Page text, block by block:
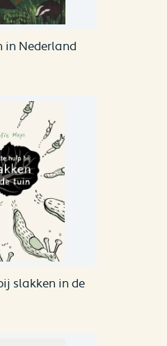
in Nederland
slakken in de